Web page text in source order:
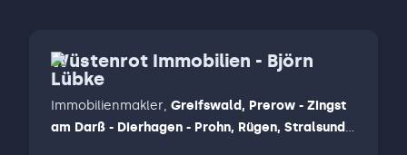
Wüstenrot Immobilien - Björn
Lübke
Immobilienmakler, Greifswald, Prerow - Zingst
am Darß - Dierhagen - Prohn, Rügen, Stralsund -